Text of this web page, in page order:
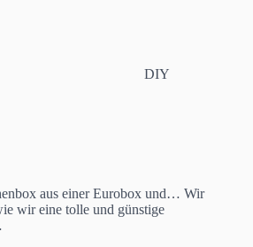
DIY
aus einer Eurobox und… Wir
wir eine tolle und günstige